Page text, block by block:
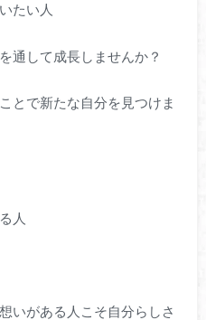
たい人
通して成長しませんか？
とで新たな自分を見つけま
人
いがある人こそ自分らしさ